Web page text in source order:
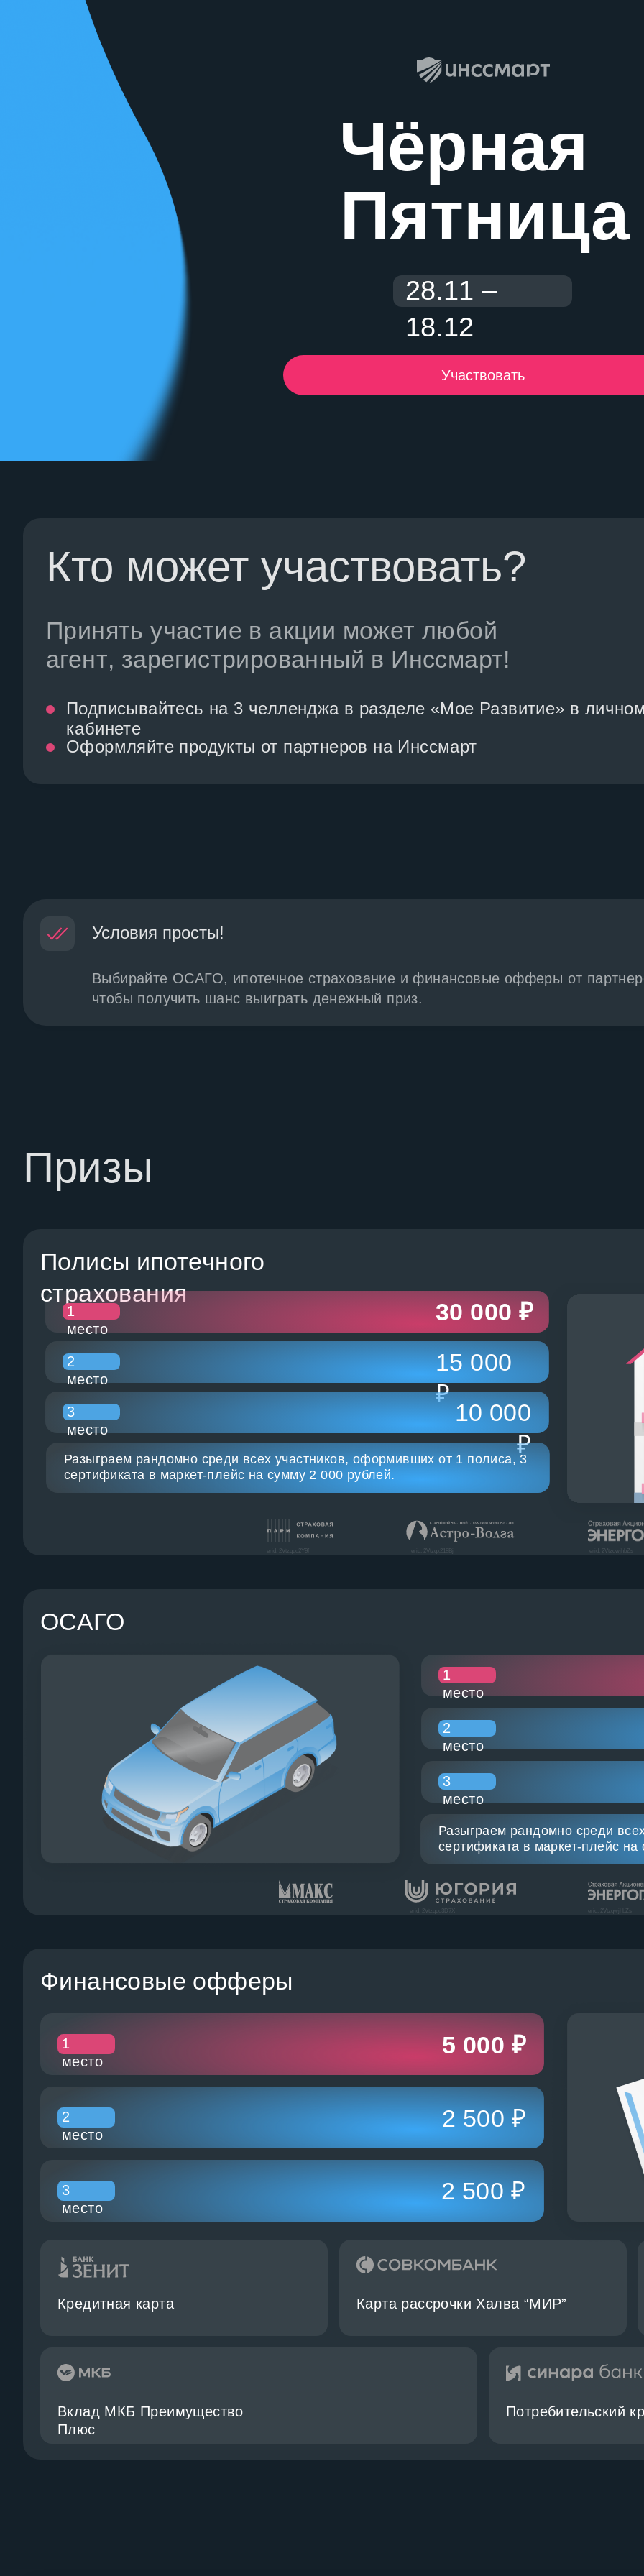
Чёрная
Пятница
28.11 –
18.12
Участвовать
Кто может участвовать?
Принять участие в акции может любой
агент, зарегистрированный в Инссмарт!
Подписывайтесь на 3 челленджа в разделе «Мое Развитие» в
кабинете
Оформляйте продукты от партнеров на Инссмарт
Условия просты!
Выбирайте ОСАГО, ипотечное страхование и финансовые офферы от
чтобы получить шанс выиграть денежный приз.
Призы
Полисы ипотечного
страхования
1
место
30 000 ₽
2
место
15 000
₽
3
место
10 000
₽
Разыграем рандомно среди всех участников, оформивших от 1 полиса, 3
сертификата в маркет-плейс на сумму 2 000 рублей.
erid: 2VtzqwjhbZs
erid: 2Vtzqx218Bj
erid: 2Vtzquo2Y9f
ОСАГО
1
место
2
место
3
место
Разыграем рандомно среди
сертификата в маркет-плейс
erid: 2VtzqwjhbZs
erid: 2Vtzquo3D7X
Финансовые офферы
Кредитная карта Карта рассрочки Халва “МИР”
Вклад МКБ Преимущество
Плюс
1
место
5 000 ₽
2
место
2 500 ₽
3
место
2 500 ₽
Потребительский